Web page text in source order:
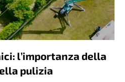
l’importanza della
pulizia